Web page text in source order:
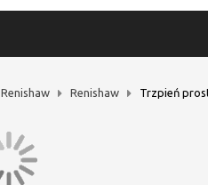
Renishaw Renishaw
Trzpień